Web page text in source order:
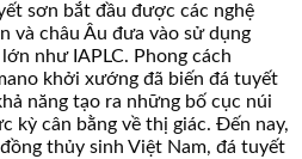
sơn bắt đầu được các nghệ
và châu Âu đưa vào sử dụng
như IAPLC. Phong cách
khởi xướng đã biến đá tuyết
năng tạo ra những bố cục núi
kỳ cân bằng về thị giác. Đến nay,
thủy sinh Việt Nam, đá tuyết